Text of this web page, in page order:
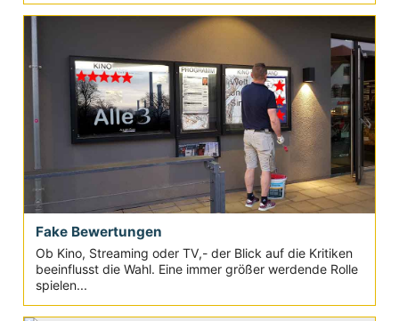
Fake Bewertungen
Ob Kino, Streaming oder TV,- der Blick auf die Kritiken
beeinflusst die Wahl. Eine immer größer werdende Rolle
spielen...